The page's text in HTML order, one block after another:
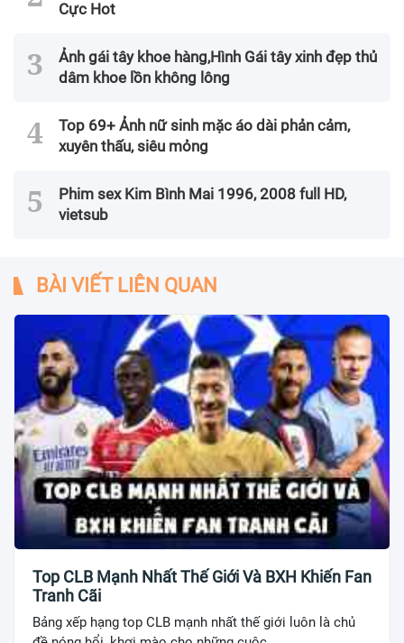
Cực Hot
Ảnh gái tây khoe hàng,Hình Gái tây xinh đẹp thủ
dâm khoe lồn không lông
Top 69+ Ảnh nữ sinh mặc áo dài phản cảm,
xuyên thấu, siêu mỏng
Phim sex Kim Bình Mai 1996, 2008 full HD,
vietsub
BÀI VIẾT LIÊN QUAN
Top CLB Mạnh Nhất Thế Giới Và BXH Khiến Fan
Tranh Cãi
Bảng xếp hạng top CLB mạnh nhất thế giới luôn là chủ